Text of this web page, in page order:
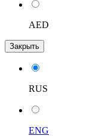
AED
Закрыть
RUS
ENG